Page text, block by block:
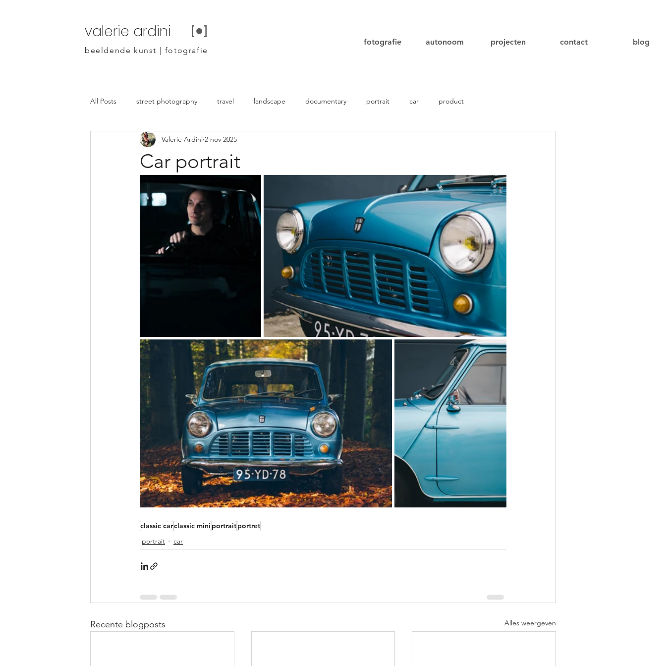
valerie ardini
beeldende kunst | fotografie
fotografie autonoom projecten contact blog
All Posts street photography travel landscape documentary portrait car product
Car portrait
Valerie Ardini 2 nov 2025
classic carclassic mini portraitportret
portrait
car
Recente blogposts Alles weergeven